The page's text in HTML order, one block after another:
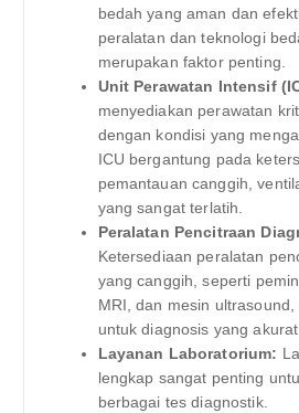
bedah yang aman dan
peralatan dan teknologi
merupakan faktor penting.
Unit Perawatan Intensif
menyediakan perawatan
dengan kondisi yang
ICU bergantung pada
pemantauan canggih,
yang sangat terlatih.
Peralatan Pencitraan
Ketersediaan peralatan
yang canggih, seperti
MRI, dan mesin
untuk diagnosis yang
Layanan Laboratorium:
lengkap sangat penting
berbagai tes diagnostik.